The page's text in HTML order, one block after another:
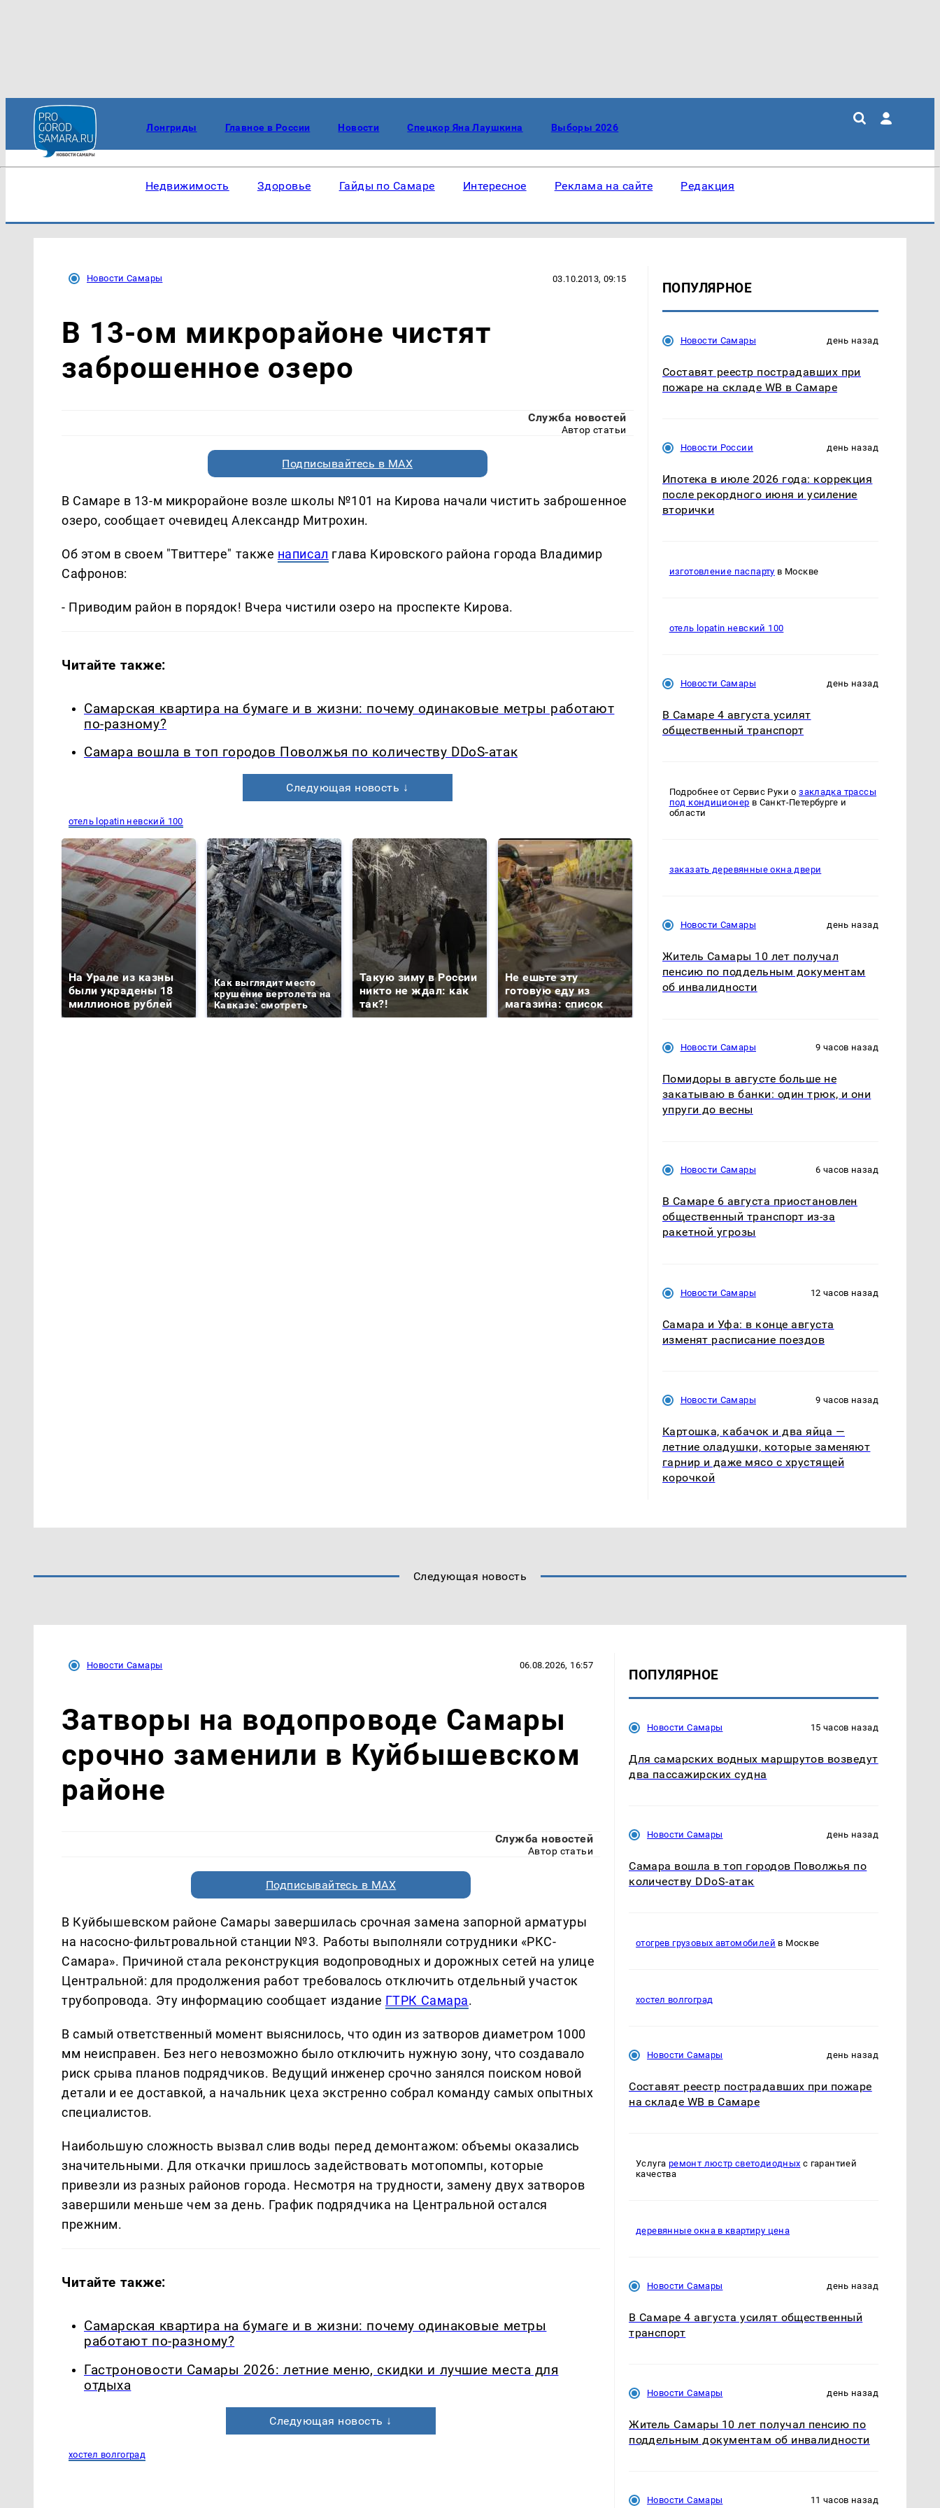
Лонгриды Главное в России Новости Спецкор Яна Лаушкина Выборы 2026
Недвижимость Здоровье Гайды по Самаре Интересное Реклама на сайте Редакция
Новости Самары 03.10.2013, 09:15
В 13-ом микрорайоне чистят
заброшенное озеро
Служба новостей
Автор статьи
Подписывайтесь в MAX
В Самаре в 13-м микрорайоне возле школы №101 на Кирова начали чистить заброшенное
озеро, сообщает очевидец Александр Митрохин.
Об этом в своем "Твиттере" также написал глава Кировского района города Владимир
Сафронов:
- Приводим район в порядок! Вчера чистили озеро на проспекте Кирова.
Читайте также:
Самарская квартира на бумаге и в жизни: почему одинаковые метры работают
по-разному?
Самара вошла в топ городов Поволжья по количеству DDoS-атак
Следующая новость ↓
отель lopatin невский 100
На Урале из казны
были украдены 18
миллионов рублей
Как выглядит место
крушение вертолета на
Кавказе: смотреть
Такую зиму в России
никто не ждал: как
так?!
Не ешьте эту
готовую еду из
магазина: список
В ОАЭ произошло
жестокое убийство
ПОПУЛЯРНОЕ
Новости Самары день назад
Составят реестр пострадавших при
пожаре на складе WB в Самаре
Новости России день назад
Ипотека в июле 2026 года: коррекция
после рекордного июня и усиление
вторички
изготовление паспарту в Москве
отель lopatin невский 100
Новости Самары день назад
В Самаре 4 августа усилят
общественный транспорт
Подробнее от Сервис Руки озакладка трассы
под кондиционер в Санкт-Петербурге и
области
заказать деревянные окна двери
Новости Самары день назад
Житель Самары 10 лет получал
пенсию по поддельным документам
об инвалидности
Новости Самары 9 часов назад
Помидоры в августе больше не
закатываю в банки: один трюк, и они
упруги до весны
Новости Самары 6 часов назад
В Самаре 6 августа приостановлен
общественный транспорт из-за
ракетной угрозы
Новости Самары 12 часов назад
Самара и Уфа: в конце августа
изменят расписание поездов
Новости Самары 9 часов назад
Картошка, кабачок и два яйца —
летние оладушки, которые заменяют
гарнир и даже мясо с хрустящей
корочкой
Следующая новость
Новости Самары 06.08.2026, 16:57
Затворы на водопроводе Самары
срочно заменили в Куйбышевском
районе
Служба новостей
Автор статьи
Подписывайтесь в MAX
В Куйбышевском районе Самары завершилась срочная замена запорной арматуры
на насосно-фильтровальной станции №3. Работы выполняли сотрудники «РКС-
Самара». Причиной стала реконструкция водопроводных и дорожных сетей на улице
Центральной: для продолжения работ требовалось отключить отдельный участок
трубопровода. Эту информацию сообщает издание ГТРК Самара.
В самый ответственный момент выяснилось, что один из затворов диаметром 1000
мм неисправен. Без него невозможно было отключить нужную зону, что создавало
риск срыва планов подрядчиков. Ведущий инженер срочно занялся поиском новой
детали и ее доставкой, а начальник цеха экстренно собрал команду самых опытных
специалистов.
Наибольшую сложность вызвал слив воды перед демонтажом: объемы оказались
значительными. Для откачки пришлось задействовать мотопомпы, которые
привезли из разных районов города. Несмотря на трудности, замену двух затворов
завершили меньше чем за день. График подрядчика на Центральной остался
прежним.
Читайте также:
Самарская квартира на бумаге и в жизни: почему одинаковые метры
работают по-разному?
Гастроновости Самары 2026: летние меню, скидки и лучшие места для
отдыха
Следующая новость ↓
хостел волгоград
ПОПУЛЯРНОЕ
Новости Самары 15 часов назад
Для самарских водных маршрутов возведут
два пассажирских судна
Новости Самары день назад
Самара вошла в топ городов Поволжья по
количеству DDoS-атак
отогрев грузовых автомобилей в Москве
хостел волгоград
Новости Самары день назад
Составят реестр пострадавших при пожаре
на складе WB в Самаре
Услуга ремонт люстр светодиодных с гарантией
качества
деревянные окна в квартиру цена
Новости Самары день назад
В Самаре 4 августа усилят общественный
транспорт
Новости Самары день назад
Житель Самары 10 лет получал пенсию по
поддельным документам об инвалидности
Новости Самары 11 часов назад